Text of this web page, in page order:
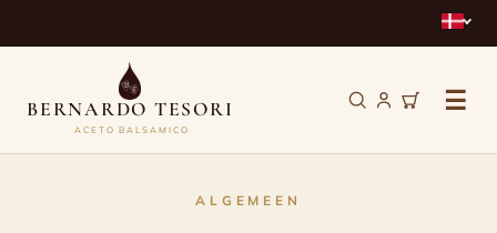
BERNARDO TESORI
ACETO BALSAMICO
☰
ALGEMEEN